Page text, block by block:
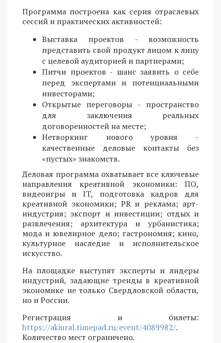
Программа построена как серия отраслевых
сессий и практических активностей:
Выставка проектов - возможность
представить свой продукт лицом к лицу
с целевой аудиторией и партнерами;
Питчи проектов - шанс заявить о себе
перед экспертами и потенциальными
инвесторами;
Открытые переговоры - пространство
для заключения реальных
договоренностей на месте;
Нетворкинг нового уровня -
качественные деловые контакты без
«пустых» знакомств.
Деловая программа охватывает все ключевые
направления креативной экономики: ПО,
видеоигры и IT, подготовка кадров для
креативной экономики; PR и реклама; арт-
индустрия; экспорт и инвестиции; отдых и
развлечения; архитектура и урбанистика;
мода и ювелирное дело; гастрономия; кино,
культурное наследие и исполнительское
искусство.
На площадке выступят эксперты и лидеры
индустрий, задающие тренды в креативной
экономике не только Свердловской области,
но и России.
Регистрация и билеты:
https://akiural.timepad.ru/event/4089982/.
Количество мест ограничено.